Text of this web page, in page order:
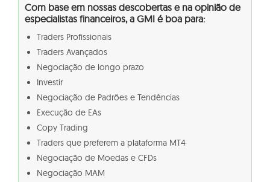
Com base em nossas descobertas e na opinião de
especialistas financeiros, a GMI é boa para:
Traders Profissionais
Traders Avançados
Negociação de longo prazo
Investir
Negociação de Padrões e Tendências
Execução de EAs
Copy Trading
Traders que preferem a plataforma MT4
Negociação de Moedas e CFDs
Negociação MAM